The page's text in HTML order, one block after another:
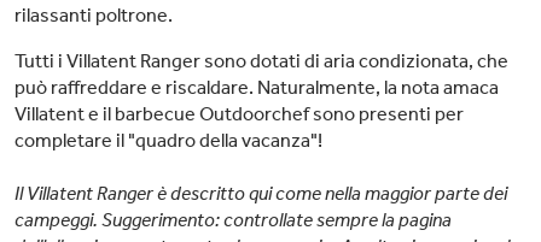
rilassanti poltrone.
Tutti i Villatent Ranger sono dotati di aria condizionata, che
può raffreddare e riscaldare. Naturalmente, la nota amaca
Villatent e il barbecue Outdoorchef sono presenti per
completare il "quadro della vacanza"!
Il Villatent Ranger è descritto qui come nella maggior parte dei
campeggi. Suggerimento: controllate sempre la pagina